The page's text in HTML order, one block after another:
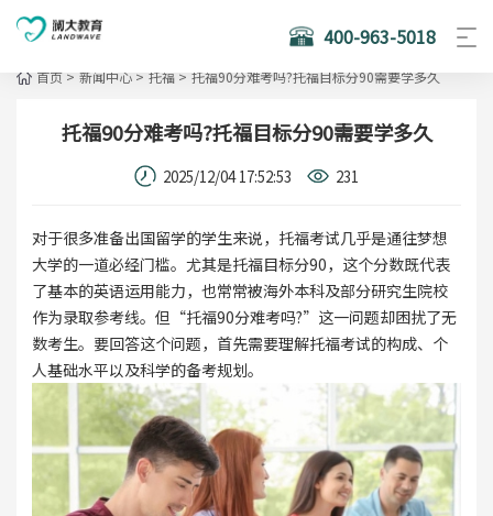
400-963-5018
首页 > 新闻中心 > 托福 > 托福90分难考吗?托福目标分90需要学多久
托福90分难考吗?托福目标分90需要学多久
2025/12/04 17:52:53 231
对于很多准备出国留学的学生来说，托福考试几乎是通往梦想
大学的一道必经门槛。尤其是托福目标分90，这个分数既代表
了基本的英语运用能力，也常常被海外本科及部分研究生院校
作为录取参考线。但“托福90分难考吗?”这一问题却困扰了无
数考生。要回答这个问题，首先需要理解托福考试的构成、个
人基础水平以及科学的备考规划。